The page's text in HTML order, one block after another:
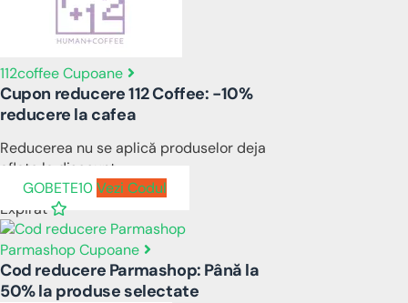
112coffee Cupoane
Cupon reducere 112 Coffee: -10%
reducere la cafea
Reducerea nu se aplică produselor deja
aflate la discount.
GOBETE10Vezi Codul
Expirat
Parmashop Cupoane
Cod reducere Parmashop: Până la
50% la produse selectate